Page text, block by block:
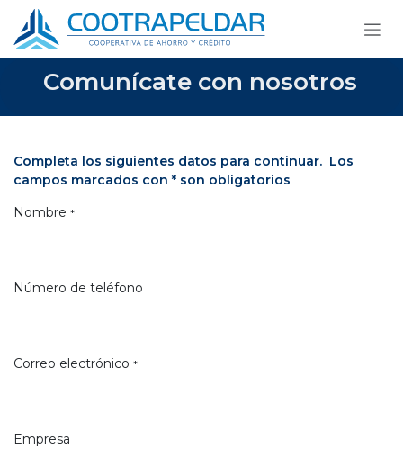
Ir al contenido
Comunícate con nosotros
Completa los siguientes datos para continuar. Los
campos marcados con * son obligatorios
Nombre *
Número de teléfono
Correo electrónico *
Empresa